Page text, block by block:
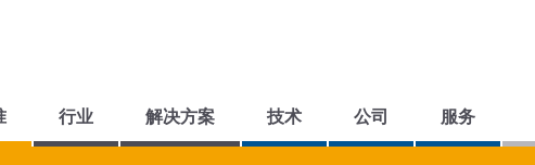
行业 解决方案 技术 公司 服务